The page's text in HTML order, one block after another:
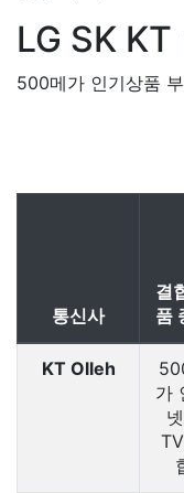
LG SK KT
500메가 인기상품
통신사
결
품
KT Olleh
가